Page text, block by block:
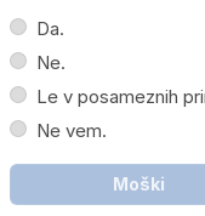
Da.
Ne.
Le v posameznih
Ne vem.
Moški